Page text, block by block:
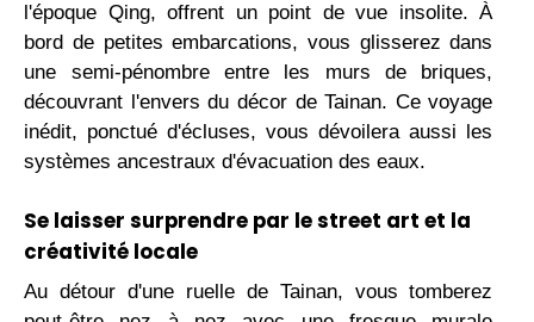
l'époque Qing, offrent un point de vue insolite. À
bord de petites embarcations, vous glisserez dans
une semi-pénombre entre les murs de briques,
découvrant l'envers du décor de Tainan. Ce voyage
inédit, ponctué d'écluses, vous dévoilera aussi les
systèmes ancestraux d'évacuation des eaux.
Se laisser surprendre par le street art et la
créativité locale
Au détour d'une ruelle de Tainan, vous tomberez